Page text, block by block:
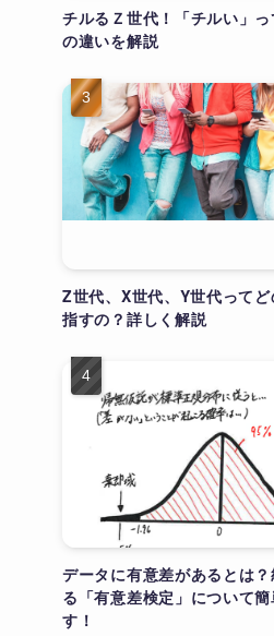
チルるＺ世代！「チルい」
の違いを解説
Z世代、X世代、Y世代って
指すの？詳しく解説
データに有意差があるとは
る「有意差検定」について
す！